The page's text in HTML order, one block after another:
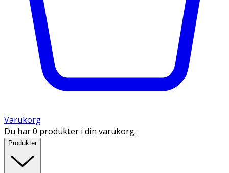
Varukorg
Du har 0 produkter i din varukorg.
Produkter